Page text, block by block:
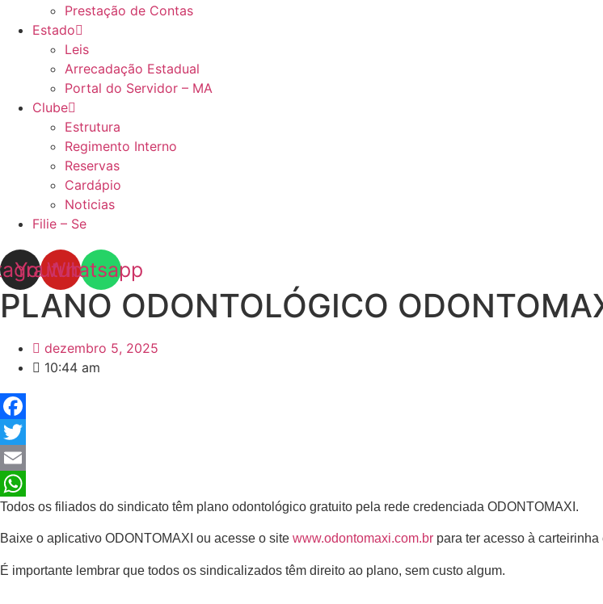
Prestação de Contas
Estado
Leis
Arrecadação Estadual
Portal do Servidor – MA
Clube
Estrutura
Regimento Interno
Reservas
Cardápio
Noticias
Filie – Se
Youtube
Whatsapp
PLANO ODONTOLÓGICO
dezembro 5, 2025
10:44 am
Facebook
Twitter
Email
WhatsApp
Todos os filiados do sindicato têm plano odontológico gratuito pela rede credenciada ODONTOMAXI.
Baixe o aplicativo ODONTOMAXI ou acesse o site www.odontomaxi.com.br para ter acesso à
É importante lembrar que todos os sindicalizados têm direito ao plano, sem custo algum.